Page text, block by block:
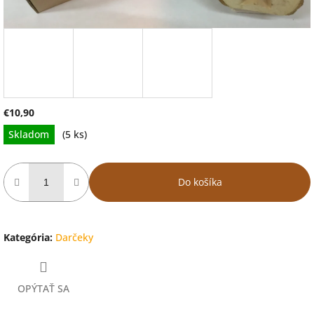
€10,90
Jednotková
cena:
Skladom (5 ks)
Do košíka
Kategória: Darčeky
OPÝTAŤ SA